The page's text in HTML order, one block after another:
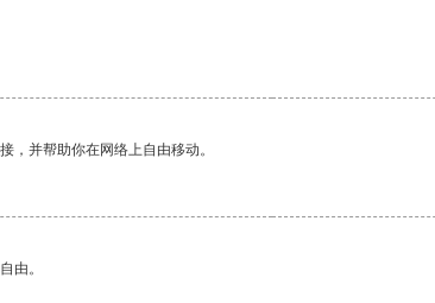
，并帮助你在网络上自由移动。
由。